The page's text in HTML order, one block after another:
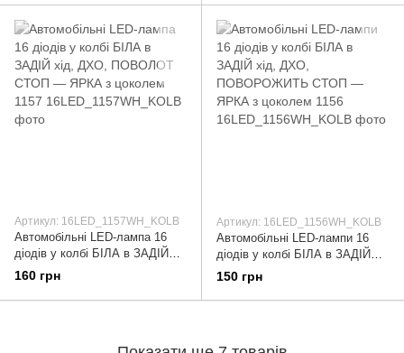
ОШИБОК)
Артикул: 16LED_1157WH_KOLB
Автомобільні LED-лампа 16
діодів у колбі БІЛА в ЗАДІЙ
хід, ДХО, ПОВОЛОТ СТОП —
ЯРКА з цоколем 1157
160 грн
Артикул: 16LED_1156WH_KOLB
Автомобільні LED-лампи 16
діодів у колбі БІЛА в ЗАДІЙ
хід, ДХО, ПОВОРОЖИТЬ
СТОП — ЯРКА з цоколем 1156
150 грн